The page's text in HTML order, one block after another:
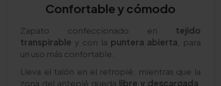
Confortable y cómodo
Zapato confeccionado en tejido
transpirable y con la puntera abierta , para
un uso más confortable.
Lleva el talón en el retropié, mientras que la
zona del antepié queda libre y descargada